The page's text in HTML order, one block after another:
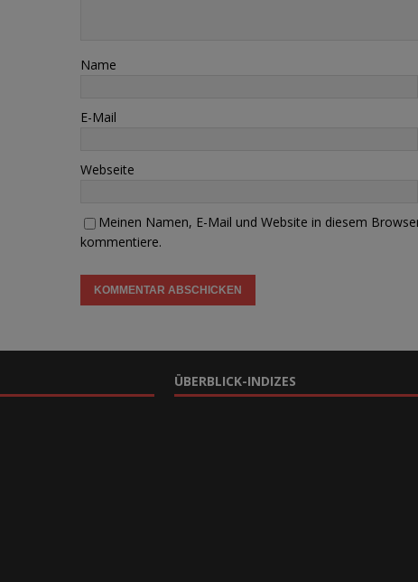
Name
E-Mail
Webseite
Meinen Namen, E-Mail und Website in diesem
kommentiere.
ÜBERBLICK-INDIZES